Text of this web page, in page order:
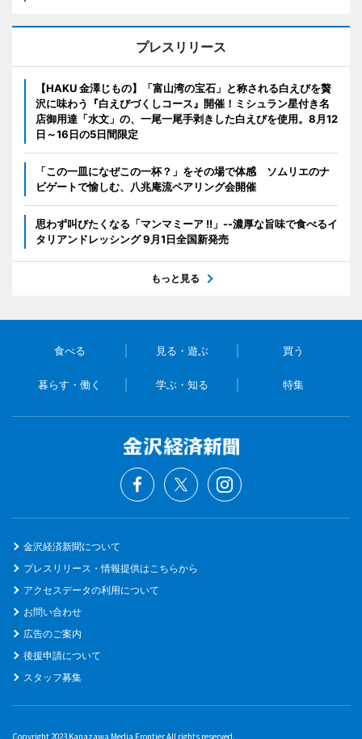
プレスリリース
【HAKU 金澤じもの】「富山湾の宝石」と称される白えびを贅
沢に味わう『白えびづくしコース』開催！ミシュラン星付き名
店御用達「水文」の、一尾一尾手剥きした白えびを使用。8月12
日～16日の5日間限定
「この一皿になぜこの一杯？」をその場で体感 ソムリエのナ
ビゲートで愉しむ、八兆庵流ペアリング会開催
思わず叫びたくなる「マンマミーア !!」--濃厚な旨味で食べるイ
タリアンドレッシング 9月1日全国新発売
もっと見る
食べる 見る・遊ぶ 買う
暮らす・働く 学ぶ・知る 特集
金沢経済新聞について
プレスリリース・情報提供はこちらから
アクセスデータの利用について
お問い合わせ
広告のご案内
後援申請について
スタッフ募集
Copyright 2023 Kanazawa Media Frontier All rights reserved.